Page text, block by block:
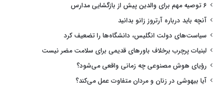
۶ توصیه مهم برای والدین پیش از بازگشایی مدارس
آنچه باید درباره آرتروز زانو بدانید
سیاست‌های دولت انگلیس، دانشگاه‌ها را تضعیف کرد
لبنیات پرچرب برخلاف باورهای قدیمی برای سلامت مضر نیست
رؤیای هوش مصنوعی چه زمانی واقعی می‌شود؟
آیا بیهوشی در زنان و مردان متفاوت عمل می‌کند؟